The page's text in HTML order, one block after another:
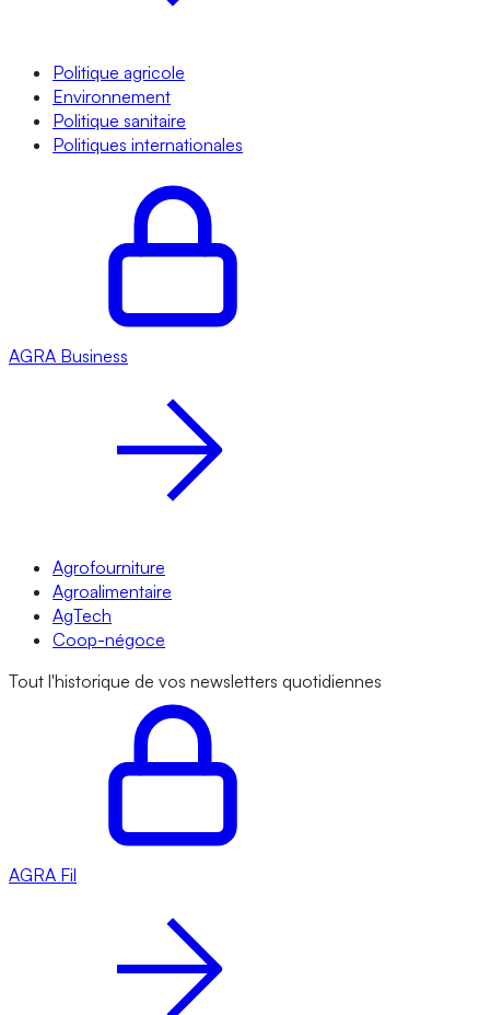
Politique agricole
Environnement
Politique sanitaire
Politiques internationales
AGRA Business
Agrofourniture
Agroalimentaire
AgTech
Coop-négoce
Tout l'historique de vos newsletters quotidiennes
AGRA Fil